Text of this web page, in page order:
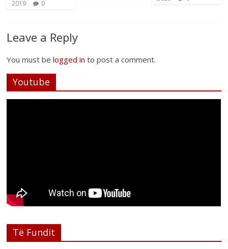
2019
0
Leave a Reply
You must belogged in to post a comment.
Youtube
Të Fundit